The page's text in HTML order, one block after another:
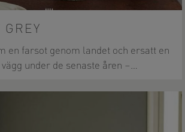
GREY
en farsot genom landet och ersatt en
under de senaste åren –…